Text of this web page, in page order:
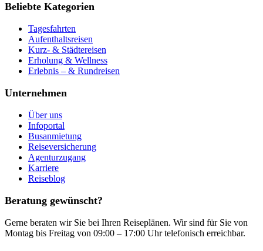
Beliebte Kategorien
Tagesfahrten
Aufenthaltsreisen
Kurz- & Städtereisen
Erholung & Wellness
Erlebnis – & Rundreisen
Unternehmen
Über uns
Infoportal
Busanmietung
Reiseversicherung
Agenturzugang
Karriere
Reiseblog
Beratung gewünscht?
Gerne beraten wir Sie bei Ihren Reiseplänen. Wir sind für Sie von
Montag bis Freitag von 09:00 – 17:00 Uhr telefonisch erreichbar.